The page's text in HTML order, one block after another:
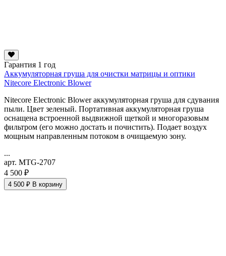
Гарантия 1 год
Аккумуляторная груша для очистки матрицы и оптики
Nitecore Electronic Blower
Nitecore Electronic Blower аккумуляторная груша для сдувания
пыли. Цвет зеленый. Портативная аккумуляторная груша
оснащена встроенной выдвижной щеткой и многоразовым
фильтром (его можно достать и почистить). Подает воздух
мощным направленным потоком в очищаемую зону.
...
арт. MTG-2707
4 500 ₽
4 500 ₽ В корзину